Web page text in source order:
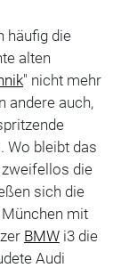
häufig die
alten
" nicht mehr
andere auch,
Wo bleibt das
die
sich die
mit
BMWi3 die
Audi